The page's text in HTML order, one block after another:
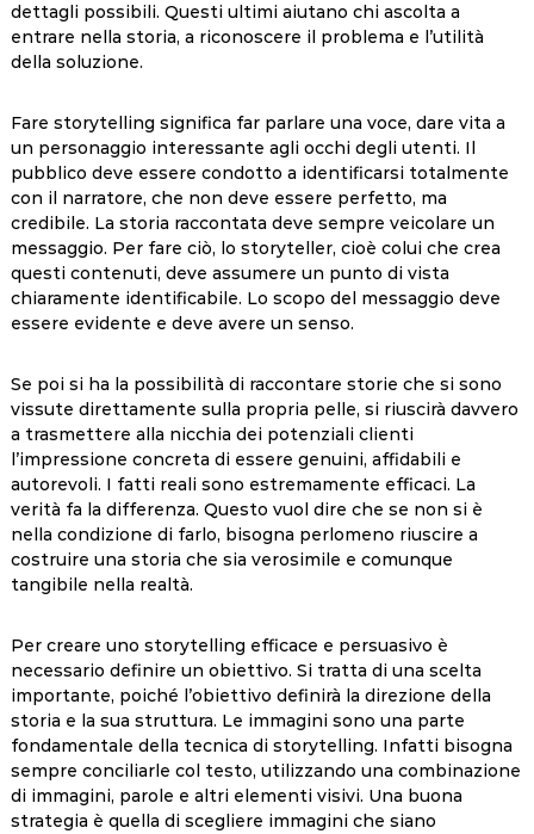
dettagli possibili. Questi ultimi aiutano chi ascolta a
entrare nella storia, a riconoscere il problema e l’utilità
della soluzione.
Fare storytelling significa far parlare una voce, dare vita a
un personaggio interessante agli occhi degli utenti. Il
pubblico deve essere condotto a identificarsi totalmente
con il narratore, che non deve essere perfetto, ma
credibile. La storia raccontata deve sempre veicolare un
messaggio. Per fare ciò, lo storyteller, cioè colui che crea
questi contenuti, deve assumere un punto di vista
chiaramente identificabile. Lo scopo del messaggio deve
essere evidente e deve avere un senso.
Se poi si ha la possibilità di raccontare storie che si sono
vissute direttamente sulla propria pelle, si riuscirà davvero
a trasmettere alla nicchia dei potenziali clienti
l’impressione concreta di essere genuini, affidabili e
autorevoli. I fatti reali sono estremamente efficaci. La
verità fa la differenza. Questo vuol dire che se non si è
nella condizione di farlo, bisogna perlomeno riuscire a
costruire una storia che sia verosimile e comunque
tangibile nella realtà.
Per creare uno storytelling efficace e persuasivo è
necessario definire un obiettivo. Si tratta di una scelta
importante, poiché l’obiettivo definirà la direzione della
storia e la sua struttura. Le immagini sono una parte
fondamentale della tecnica di storytelling. Infatti bisogna
sempre conciliarle col testo, utilizzando una combinazione
di immagini, parole e altri elementi visivi. Una buona
strategia è quella di scegliere immagini che siano